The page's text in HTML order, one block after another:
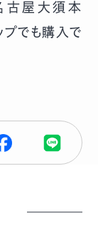
古屋大須本
プでも購入で